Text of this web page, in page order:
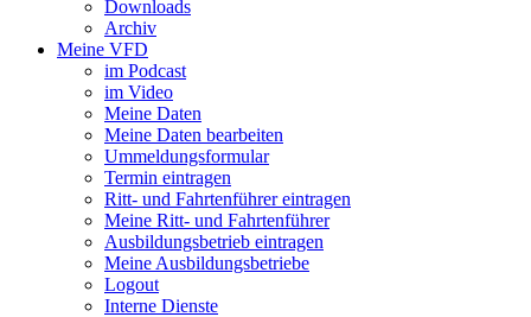
Downloads
Archiv
Meine VFD
im Podcast
im Video
Meine Daten
Meine Daten bearbeiten
Ummeldungsformular
Termin eintragen
Ritt- und Fahrtenführer eintragen
Meine Ritt- und Fahrtenführer
Ausbildungsbetrieb eintragen
Meine Ausbildungsbetriebe
Logout
Interne Dienste